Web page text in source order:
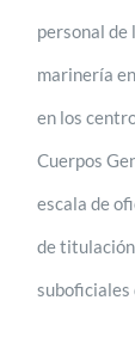
personal de
marinería
en los
Cuerpos
escala de
de titulación